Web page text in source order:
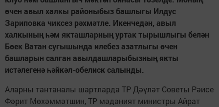
өчен авыл халкы районыбыз башлыгы Илдус
Зариповка чиксез рәхмәтле. Икенчедән, авыл
халкының һәм якташларның уртак тырышлыгы белән
Бөек Ватан сугышында илебез азатлыгы өчен
башларын салган авылдашларыбызның якты
истәлегенә һәйкәл-обелиск салынды.
Аларны тантаналы шартларда ТР Дәүләт Советы Рәисе
Фәрит Мөхәммәтшин, ТР мәдәният министры Айрат